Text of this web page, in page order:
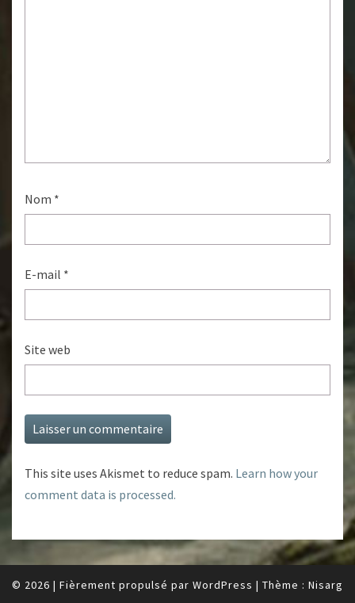
Nom *
E-mail *
Site web
This site uses Akismet to reduce spam. Learn how your
comment data is processed.
© 2026 | Fièrement propulsé par WordPress | Thème : Nisarg